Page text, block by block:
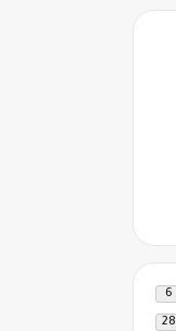
6
28